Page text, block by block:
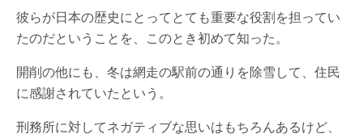
彼らが日本の歴史にとってとても重要な役割を担ってい
たのだということを、このとき初めて知った。
開削の他にも、冬は網走の駅前の通りを除雪して、住民
に感謝されていたという。
刑務所に対してネガティブな思いはもちろんあるけど、